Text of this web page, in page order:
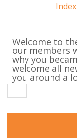
Index
Welcome to
our members
why you
welcome all
you around a